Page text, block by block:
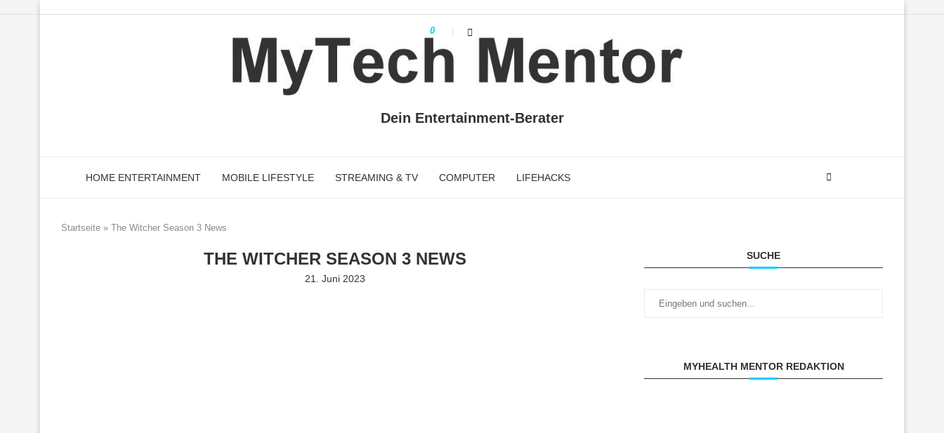
Dein Entertainment-Berater
HOME ENTERTAINMENT MOBILE LIFESTYLE STREAMING & TV COMPUTER LIFEHACKS
Startseite » The Witcher Season 3 News
THE WITCHER SEASON 3 NEWS
21. Juni 2023
0
SUCHE
MYHEALTH MENTOR REDAKTION